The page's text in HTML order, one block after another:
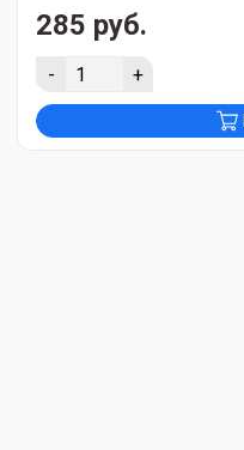
285 руб.
- +